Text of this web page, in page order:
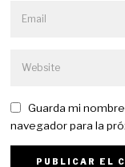
Guarda mi
navegador para la